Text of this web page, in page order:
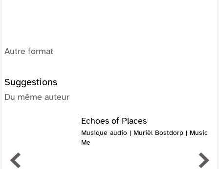
Autre format
Suggestions
Du même auteur
Echoes of Places
Musique audio | Muriël Bostdorp | Music
Me